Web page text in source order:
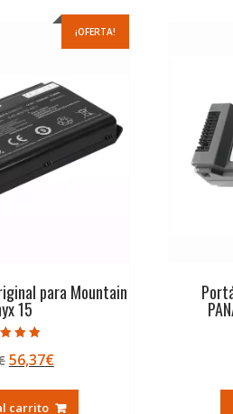
¡OFERTA!
para Mountain
15
5.00
de 5
El
original
56,37€El
actual
carrito